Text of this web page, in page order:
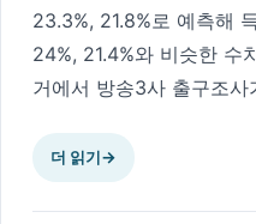
23.3%, 21.8%로 예측해
24%, 21.4%와 비슷한 수
거에서 방송3사 출구조
더 읽기→